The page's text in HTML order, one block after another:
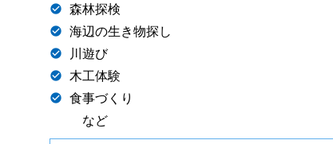
森林探検
海辺の生き物探し
川遊び
木工体験
食事づくり
など